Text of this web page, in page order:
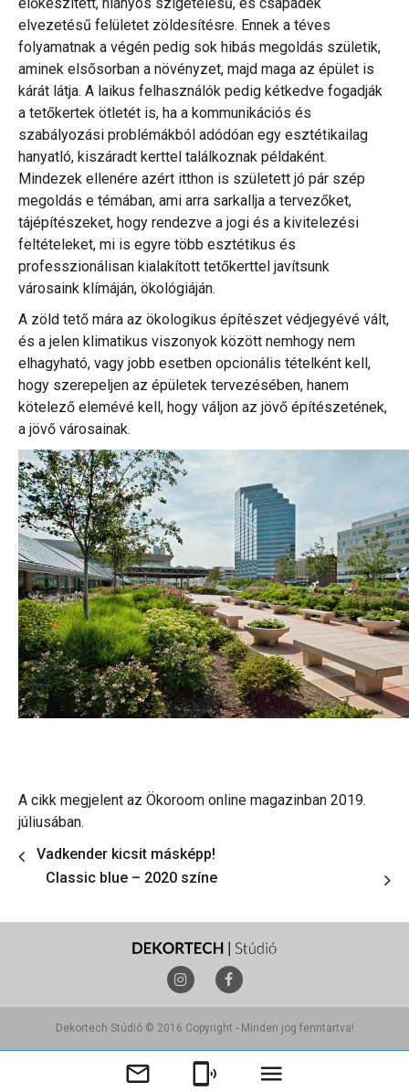
elvezetésű felületet zöldesítésre. Ennek a téves
folyamatnak a végén pedig sok hibás megoldás születik,
aminek elsősorban a növényzet, majd maga az épület is
kárát látja. A laikus felhasználók pedig kétkedve fogadják
a tetőkertek ötletét is, ha a kommunikációs és
szabályozási problémákból adódóan egy esztétikailag
hanyatló, kiszáradt kerttel találkoznak példaként.
Mindezek ellenére azért itthon is született jó pár szép
megoldás e témában, ami arra sarkallja a tervezőket,
tájépítészeket, hogy rendezve a jogi és a kivitelezési
feltételeket, mi is egyre több esztétikus és
professzionálisan kialakított tetőkerttel javítsunk
városaink klímáján, ökológiáján.
A zöld tető mára az ökologikus építészet védjegyévé vált,
és a jelen klimatikus viszonyok között nemhogy nem
elhagyható, vagy jobb esetben opcionális tételként kell,
hogy szerepeljen az épületek tervezésében, hanem
kötelező elemévé kell, hogy váljon az jövő építészetének,
a jövő városainak.
A cikk megjelent az Ökoroom online magazinban 2019.
júliusában.
Vadkender kicsit másképp!
Classic blue – 2020 színe
Dekortech Stúdió © 2016 Copyright - Minden jog fenntartva!